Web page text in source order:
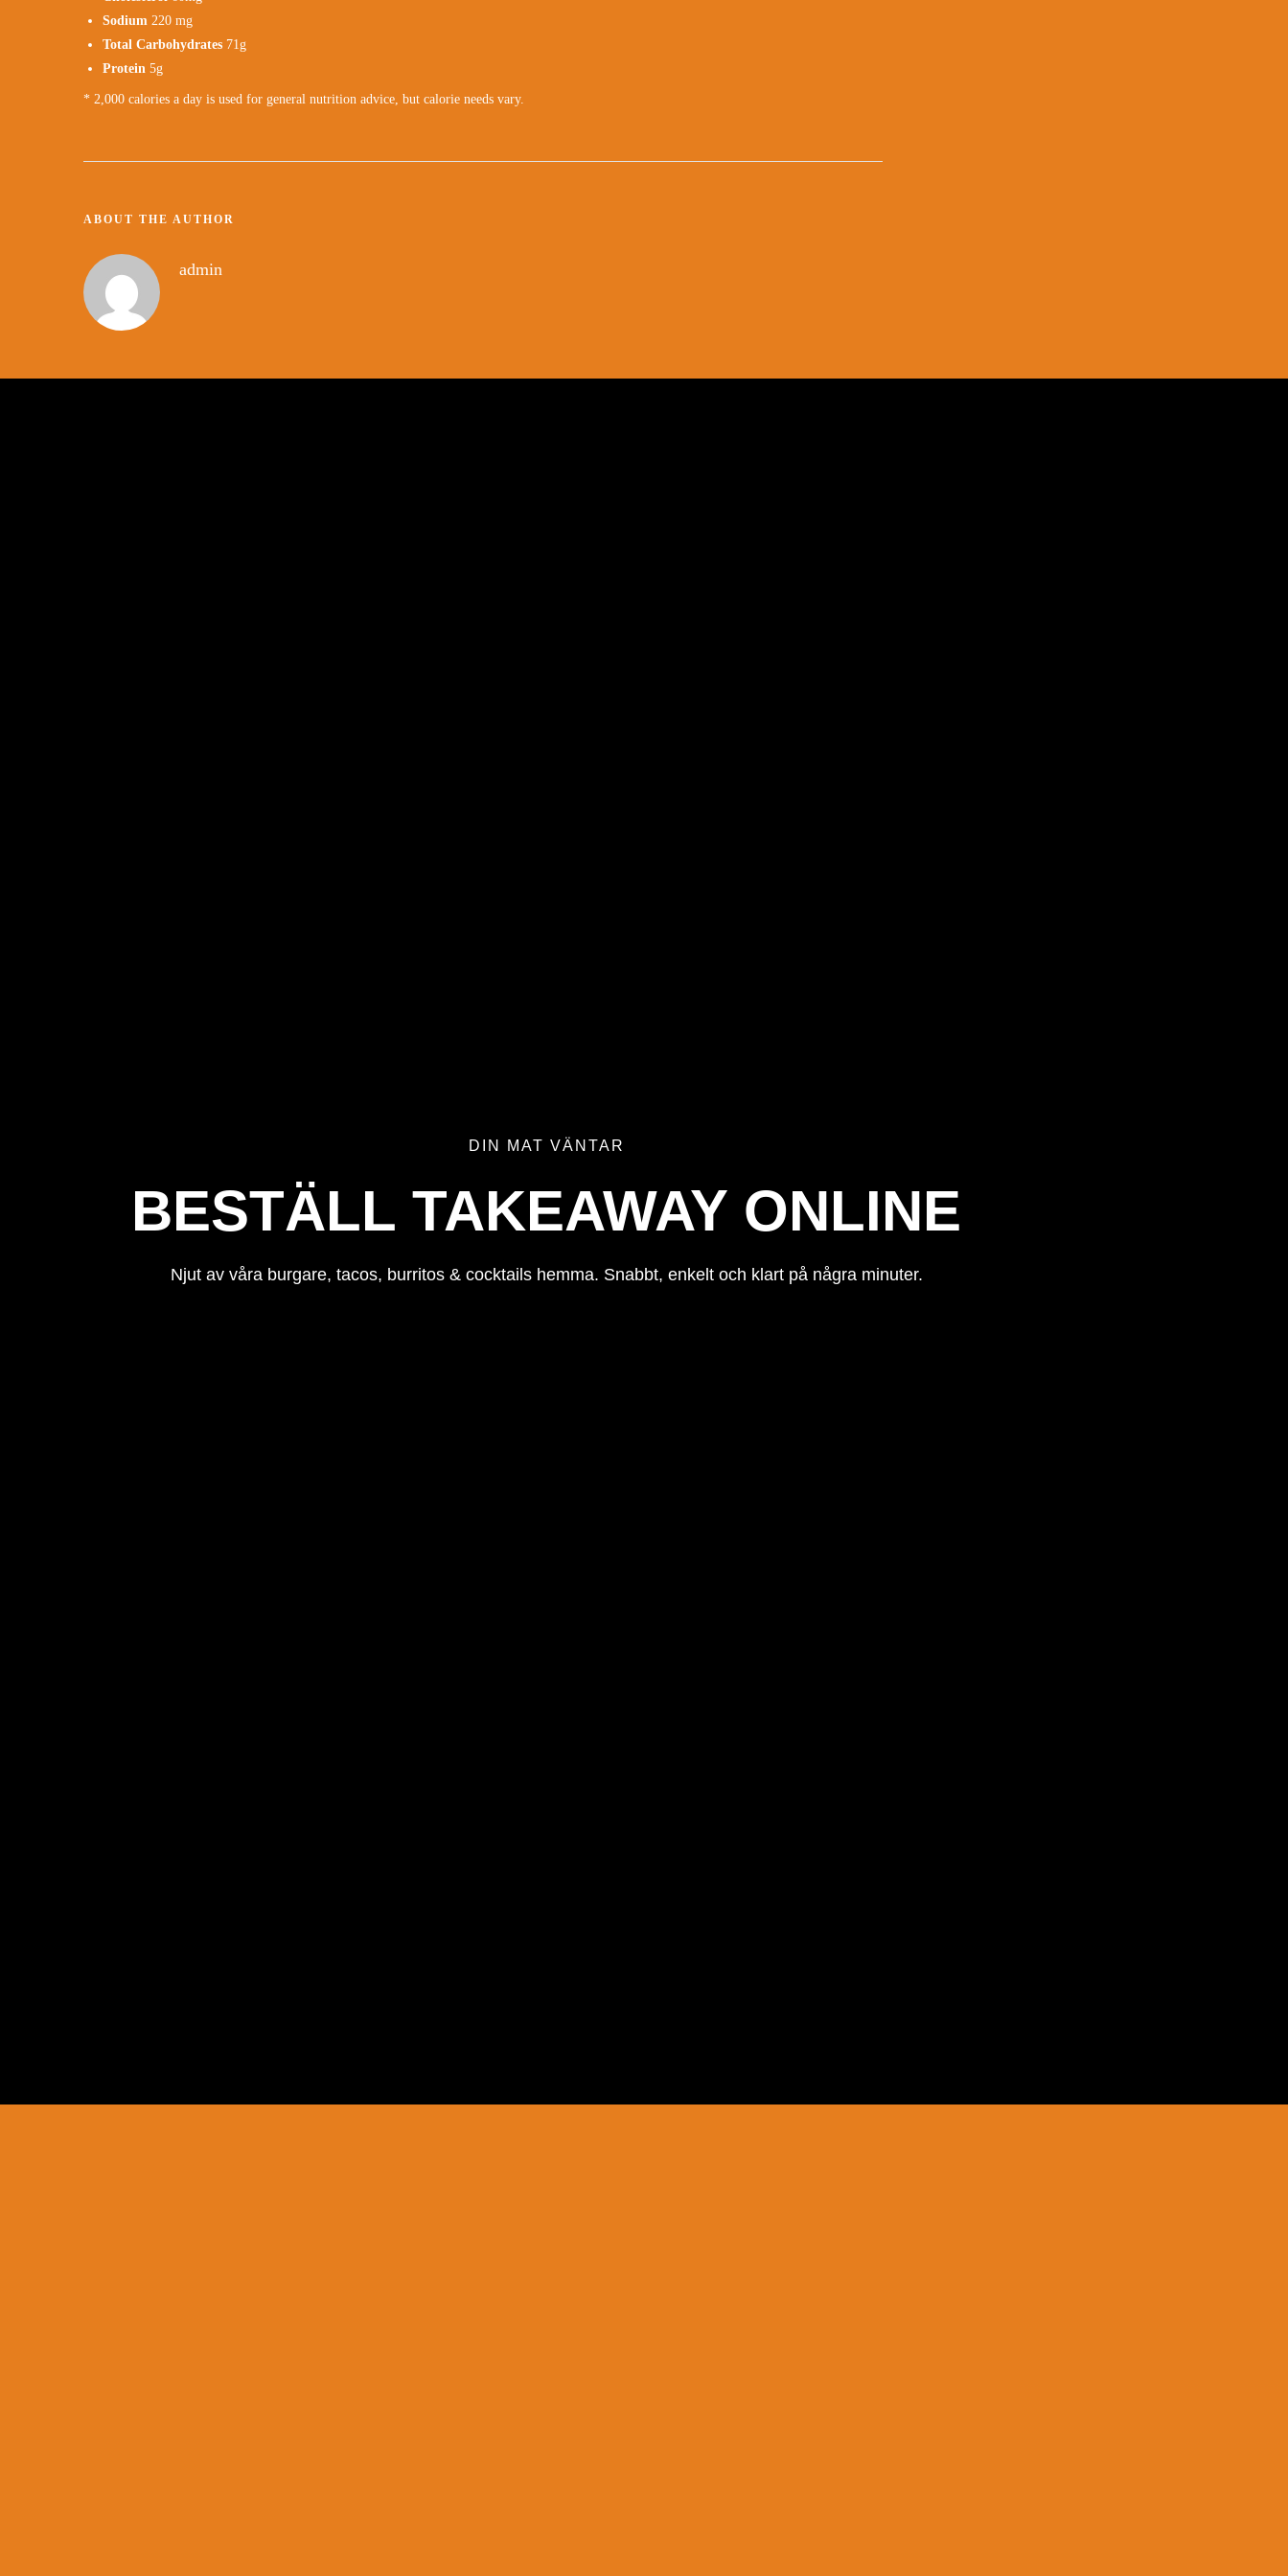
Sodium 220 mg
Total Carbohydrates 71g
Protein 5g
* 2,000 calories a day is used for general nutrition advice, but calorie needs vary.
ABOUT THE AUTHOR
admin
DIN MAT VÄNTAR
BESTÄLL TAKEAWAY ONLINE
Njut av våra burgare, tacos, burritos & cocktails hemma. Snabbt, enkelt och klart på några minuter.